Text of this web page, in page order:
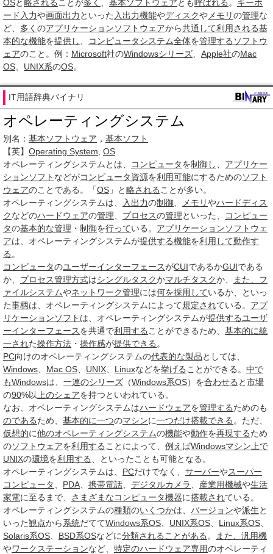
OSと略される ことが多く 基本ソフトウェアとも呼ばれる 。 キーボ
ード 入力や画面出力 といった 入出力機能やディスクや メモリの管理な
ど、 多く のアプリケーションソフトウェアから共通して利用される基
本的な機能を提供し コンピュータシステム全体を管理する ソフトウ
ェアのこと。例： Microsoft社のWindowsシリーズ Apple社のMac
OS
UNIX系のOS。
IT用語辞典バイナリ
オペレーティングシステム
別名： 基本ソフトウェア ， 基本ソフト
【英】 Operating System OS
オペレーティングシステム とは、 コンピュータを制御し
アプリケー
ションソフト などがコンピュータ資源を利用可能にするためのソフト
ウェアのことである。「OS 」と略される ことが多い。
オペレーティングシステムは、
入出力の制御 メモリやハードディス
クなどのハードウェアの管理 プロセスの管理といった、
コンピュー
タの基本的な管理 ・ 制御を行っている。 アプリケーションソフトウェ
アは、オペレーティングシステムが提供する機能を利用して動作す
る 。
コンピュータのユーザーインターフェースがCUIであるかGUIである
か、 プロセス管理方式はシングルタスクかマルチタスクか、 また、 フ
ァイルシステムやネットワーク管理には何を採用しているか、といっ
た事柄は、オペレーティングシステムによって規定されている。 アプ
リケーションソフト は、オペレーティングシステムが提供するユーザ
ーインターフェースを共通で利用する ことができるため、 基本的に統
一された操作方法 ・ 操作感が提供できる 。
PC向けのオペレーティングシステムの代表的な製品としては、
Windows
Mac OS UNIX Linuxなどを挙げる ことができる。 中で
もWindowsは、 一連のシリーズ （Windows系OS）を合わせる と市場
の90%以 上のシェアを持つといわれている。
なお、オペレーティングシステムはハードウェアを管理するためのも
のであるため、 基本的に一つのマシンに一つだけ搭載できる 。ただ、
仮想的に他のオペレーティングシステムの機能や動作を再現するため
のソフトウェアを利用する ことによって、 例え ばWindowsマシン 上で
UNIXの環境を利用する
、といったことも可能となる。
オペレーティングシステムは、 PCだけでなく、 サーバーやスーパー
コンピュータ
PDA 携帯電話 デジタルカメラ 産業用機械や生活
家電に至るまで、 さまざまなコンピュータ機器に搭載されている。
オペレーティングシステムの種類のいくつかは、 バージョンや派生と
いった観点から系統だててWindows系OS UNIX系OS Linux系OS
Solaris系OS
BSD系OSなどに分類される ことがある 。 また、 汎用機
やワークステーションなど、 特定のハードウェア専用のオペレーティ